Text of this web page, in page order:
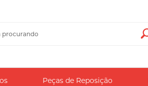
Peças de Reposição